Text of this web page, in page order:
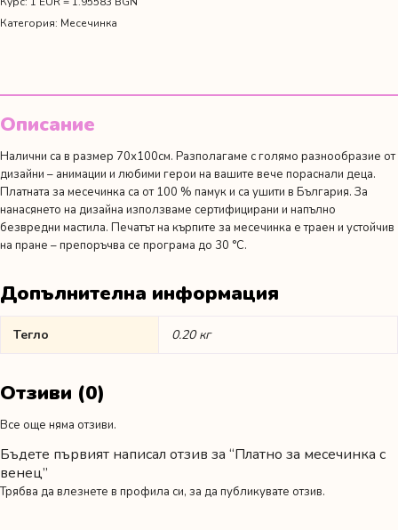
венец
Категория: Месечинка
Описание
Налични са в размер 70х100см. Разполагаме с голямо разнообразие от
дизайни – анимации и любими герои на вашите вече пораснали деца.
Платната за месечинка са от 100 % памук и са ушити в България. За
нанасянето на дизайна използваме сертифицирани и напълно
безвредни мастила. Печатът на кърпите за месечинка е траен и устойчив
на пране – препоръчва се програма до 30 °C.
Допълнителна информация
Тегло 0.20 кг
Отзиви (0)
Все още няма отзиви.
Бъдете първият написал отзив за “Платно за месечинка с
венец”
Трябва да влезнете в профила си, за да публикувате отзив.